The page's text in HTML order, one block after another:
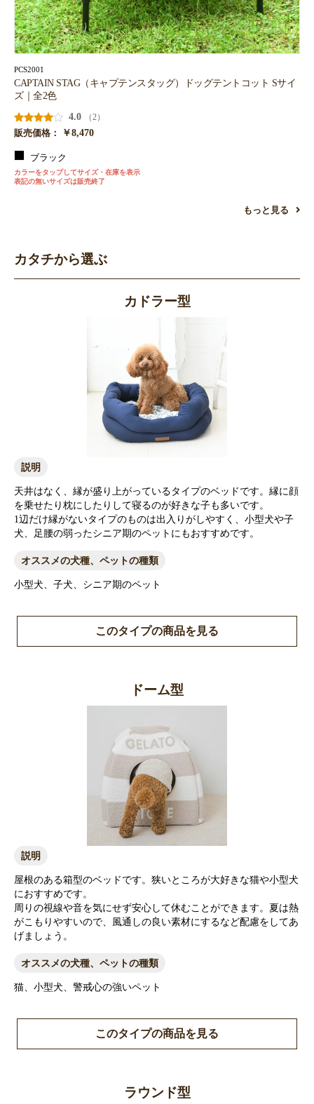
PCS2001
CAPTAIN STAG（キャプテンスタッグ）ドッグテントコット Sサイ
ズ｜全2色
4.0
（2）
販売価格：
￥8,470
ブラック
カラーをタップしてサイズ・在庫を表示
表記の無いサイズは販売終了
もっと見る
お買い物を続ける カートへ進む
カタチから選ぶ
カドラー型
説明
天井はなく、縁が盛り上がっているタイプのベッドです。縁に顔
を乗せたり枕にしたりして寝るのが好きな子も多いです。
1辺だけ縁がないタイプのものは出入りがしやすく、小型犬や子
犬、足腰の弱ったシニア期のペットにもおすすめです。
オススメの犬種、ペットの種類
小型犬、子犬、シニア期のペット
このタイプの商品を見る
ドーム型
説明
屋根のある箱型のベッドです。狭いところが大好きな猫や小型犬
におすすめです。
周りの視線や音を気にせず安心して休むことができます。夏は熱
がこもりやすいので、風通しの良い素材にするなど配慮をしてあ
げましょう。
オススメの犬種、ペットの種類
猫、小型犬、警戒心の強いペット
このタイプの商品を見る
ラウンド型